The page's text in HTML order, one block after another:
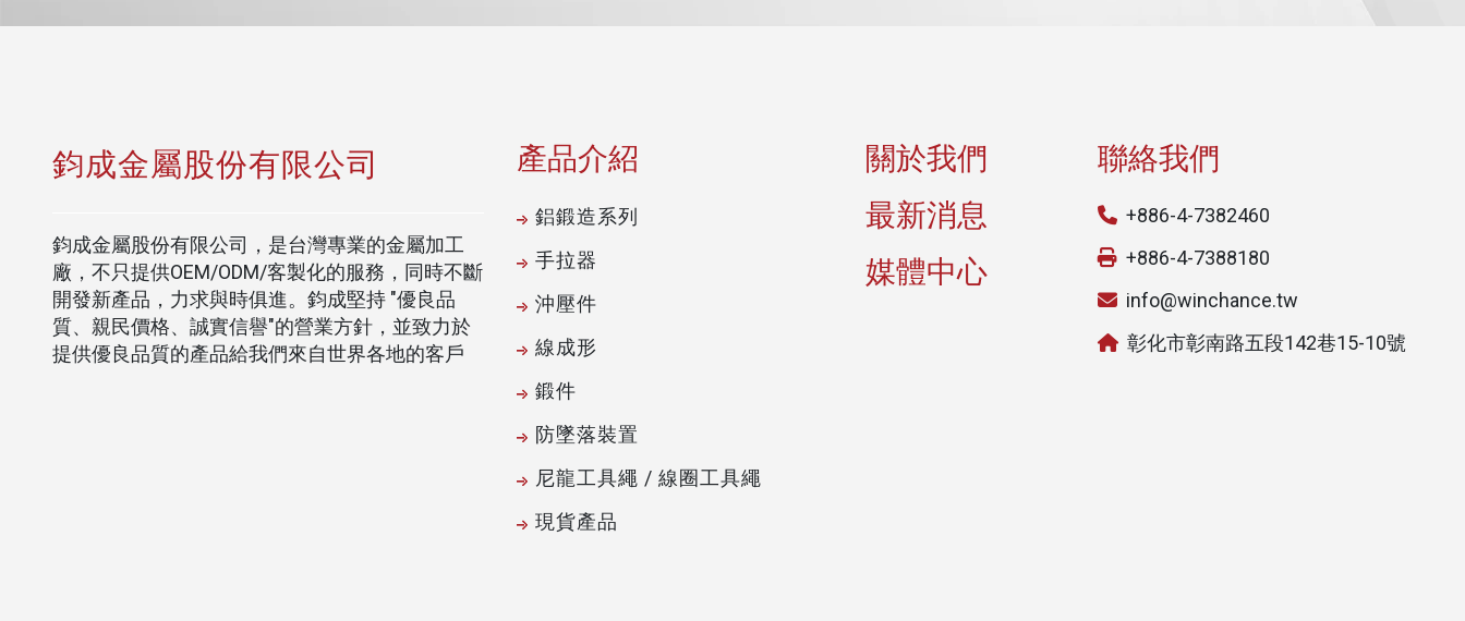
鈞成金屬股份有限公司
鈞成金屬股份有限公司，是台灣專業的金屬加工
廠，不只提供OEM/ODM/客製化的服務，同時不斷
開發新產品，力求與時俱進。鈞成堅持 "優良品
質、親民價格、誠實信譽"的營業方針，並致力於
提供優良品質的產品給我們來自世界各地的客戶
產品介紹
鋁鍛造系列
手拉器
沖壓件
線成形
鍛件
防墜落裝置
尼龍工具繩 / 線圈工具繩
現貨產品
關於我們
最新消息
媒體中心
聯絡我們
+886-4-7382460
+886-4-7388180
info@winchance.tw
彰化市彰南路五段142巷15-10號